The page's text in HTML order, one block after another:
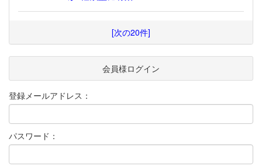
[次の20件]
会員様ログイン
登録メールアドレス：
パスワード：